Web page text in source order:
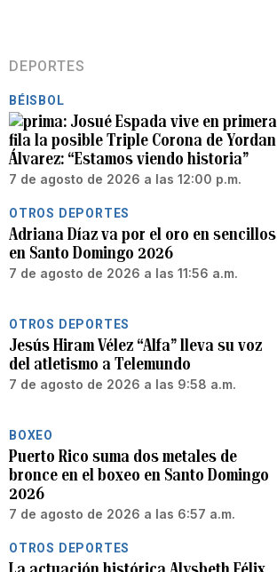
DEPORTES
BÉISBOL
Josué Espada vive en primera
fila la posible Triple Corona de Yordan
Álvarez: “Estamos viendo historia”
7 de agosto de 2026 a las 12:00 p.m.
OTROS DEPORTES
Adriana Díaz va por el oro en sencillos
en Santo Domingo 2026
7 de agosto de 2026 a las 11:56 a.m.
OTROS DEPORTES
Jesús Hiram Vélez “Alfa” lleva su voz
del atletismo a Telemundo
7 de agosto de 2026 a las 9:58 a.m.
BOXEO
Puerto Rico suma dos metales de
bronce en el boxeo en Santo Domingo
2026
7 de agosto de 2026 a las 6:57 a.m.
OTROS DEPORTES